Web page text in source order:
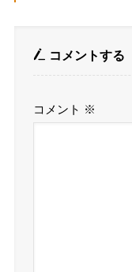
コメントする
コメント ※